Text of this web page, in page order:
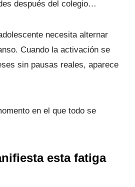
después del colegio…
necesita alternar
Cuando la activación se
sin pausas reales, aparece
en el que todo se
esta fatiga